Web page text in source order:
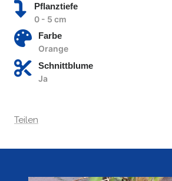
Pflanztiefe
0 - 5 cm
Farbe
Orange
Schnittblume
Ja
Teilen